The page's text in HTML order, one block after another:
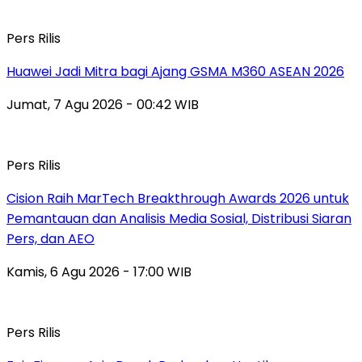
Pers Rilis
Huawei Jadi Mitra bagi Ajang GSMA M360 ASEAN 2026
Jumat, 7 Agu 2026 - 00:42 WIB
Pers Rilis
Cision Raih MarTech Breakthrough Awards 2026 untuk
Pemantauan dan Analisis Media Sosial, Distribusi Siaran
Pers, dan AEO
Kamis, 6 Agu 2026 - 17:00 WIB
Pers Rilis